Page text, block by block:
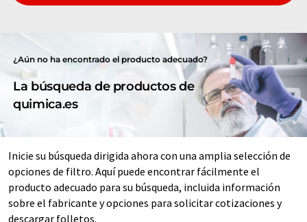
¿Aún no ha encontrado el producto adecuado?
La búsqueda de productos de
quimica.es
Inicie su búsqueda dirigida ahora con una amplia selección de
opciones de filtro. Aquí puede encontrar fácilmente el
producto adecuado para su búsqueda, incluida información
sobre el fabricante y opciones para solicitar cotizaciones y
descargar folletos.